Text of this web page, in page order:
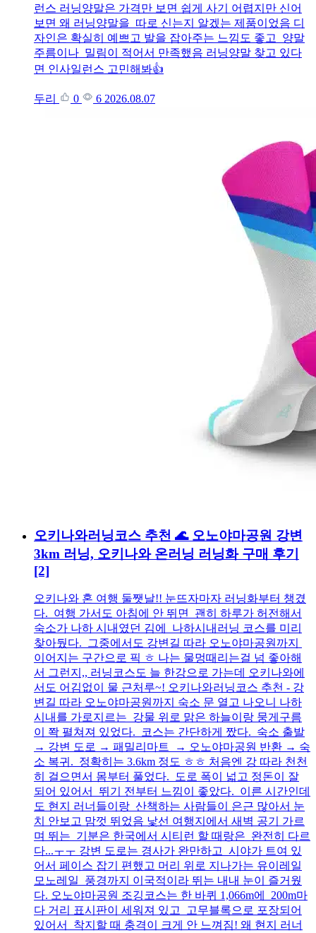
런스 러닝양말은 가격만 보면 쉽게 사기 어렵지만 신어
보면 왜 러닝양말을 따로 신는지 알겠는 제품이었음 디
자인은 확실히 예쁘고 발을 잡아주는 느낌도 좋고 양말
주름이나 밀림이 적어서 만족했음 러닝양말 찾고 있다
면 인사일런스 고민해봐👍
두리 0 6 2026.08.07
오키나와러닝코스 추천 🌊 오노야마공원 강변
3km 러닝, 오키나와 온러닝 러닝화 구매 후기
[2]
오키나와 혼 여행 둘쨋날!! 눈뜨자마자 러닝화부터 챙겼
다. 여행 가서도 아침에 안 뛰면 괜히 하루가 허전해서
숙소가 나하 시내였던 김에 나하시내러닝 코스를 미리
찾아뒀다. 그중에서도 강변길 따라 오노야마공원까지
이어지는 구간으로 픽 ㅎ 나는 물멍때리는걸 넘 좋아해
서 그런지,, 러닝코스도 늘 한강으로 가는데 오키나와에
서도 어김없이 물 근처루~! 오키나와러닝코스 추천 - 강
변길 따라 오노야마공원까지 숙소 문 열고 나오니 나하
시내를 가로지르는 강물 위로 맑은 하늘이랑 뭉게구름
이 쫙 펼쳐져 있었다. 코스는 간단하게 짰다. 숙소 출발
→ 강변 도로 → 패밀리마트 → 오노야마공원 반환 → 숙
소 복귀. 정확히는 3.6km 정도 ㅎㅎ 처음엔 강 따라 천천
히 걸으면서 몸부터 풀었다. 도로 폭이 넓고 정돈이 잘
되어 있어서 뛰기 전부터 느낌이 좋았다. 이른 시간인데
도 현지 러너들이랑 산책하는 사람들이 은근 많아서 눈
치 안보고 맘껏 뛰었음 낯선 여행지에서 새벽 공기 가르
며 뛰는 기분은 한국에서 시티런 할 때랑은 완전히 다르
다...ㅜㅜ 강변 도로는 경사가 완만하고 시야가 트여 있
어서 페이스 잡기 편했고 머리 위로 지나가는 유이레일
모노레일 풍경까지 이국적이라 뛰는 내내 눈이 즐거웠
다. 오노야마공원 조깅코스는 한 바퀴 1,066m에 200m마
다 거리 표시판이 세워져 있고 고무블록으로 포장되어
있어서 착지할 때 충격이 크게 안 느껴짐! 왜 현지 러너